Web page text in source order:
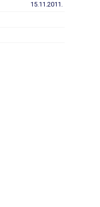
15.11.2011.